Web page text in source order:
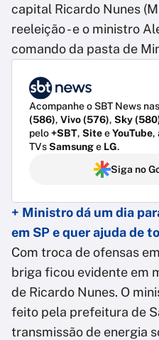
capital Ricardo Nunes
reeleição - e o ministro
comando da pasta de
Acompanhe o SBT News
(586), Vivo (576), Sky
pelo+SBT, SiteeYouTube,
TVsSamsunge LG.
Siga no
+ Ministro dá um dia
em SP e quer ajuda de
Com troca de ofensas
briga ficou evidente em
de Ricardo Nunes. O
feito pela prefeitura de
transmissão de energia